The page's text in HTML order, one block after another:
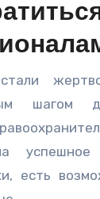
шагом
успешное
есть